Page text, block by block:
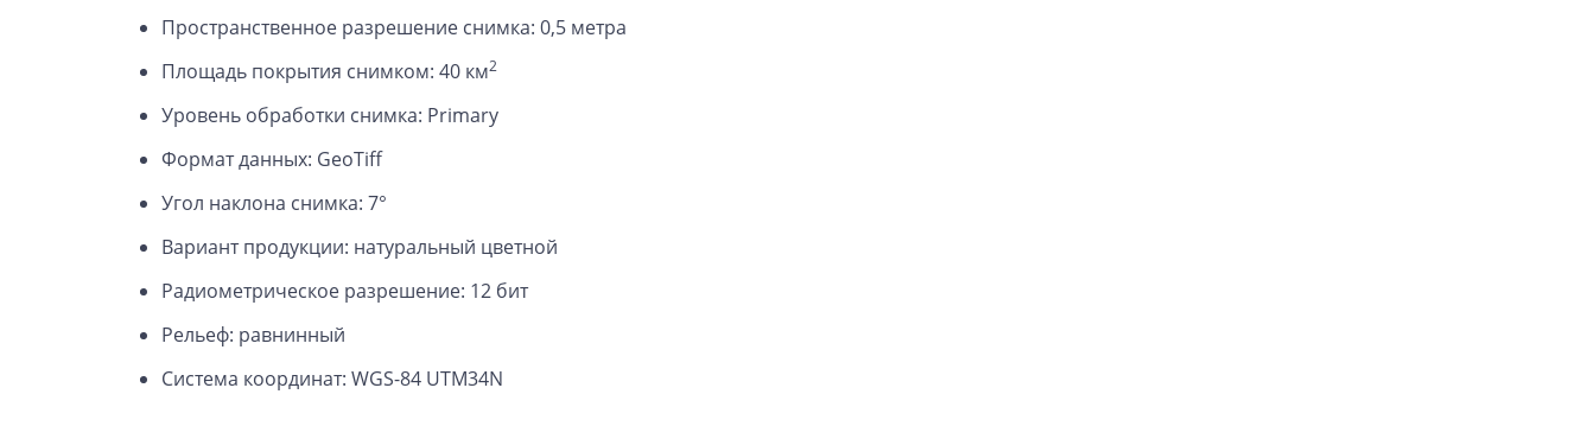
Пространственное разрешение снимка: 0,5 метра
Площадь покрытия снимком: 40 км2
Уровень обработки снимка: Primary
Формат данных: GeoTiff
Угол наклона снимка: 7°
Вариант продукции: натуральный цветной
Радиометрическое разрешение: 12 бит
Рельеф: равнинный
Система координат: WGS-84 UTM34N